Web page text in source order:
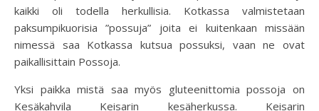
kaikki oli todella herkullisia. Kotkassa valmistetaan
paksumpikuorisia ”possuja” joita ei kuitenkaan missään
nimessä saa Kotkassa kutsua possuksi, vaan ne ovat
paikallisittain Possoja.
Yksi paikka mistä saa myös gluteenittomia possoja on
Kesäkahvila Keisarin kesäherkussa. Keisarin